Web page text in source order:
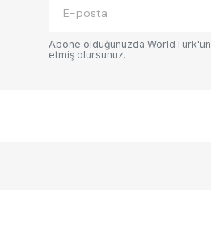
Abone olduğunuzda WorldTürk'ün
etmiş olursunuz.